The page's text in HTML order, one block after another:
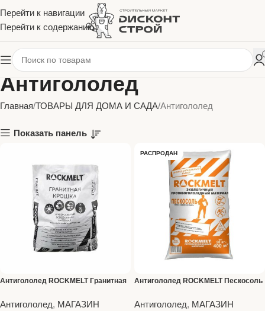
Перейти к навигации
Перейти к содержанию
Антигололед
Главная ТОВАРЫ ДЛЯ ДОМА И САДА Антигололед
Показать панель
Антигололед ROCKMELT Гранитная
Антигололед, МАГАЗИН
РАСПРОДАН
Антигололед ROCKMELT Пескосоль
Антигололед, МАГАЗИН